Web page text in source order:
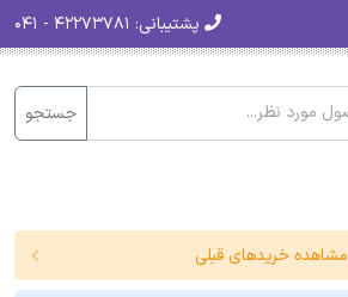
پشتیبانی:
جستجو
مشاهده خریدهای قبلی